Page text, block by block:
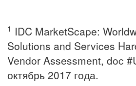
1 IDC MarketScape:
Solutions and Services
Vendor Assessment, doc
октябрь 2017 года.